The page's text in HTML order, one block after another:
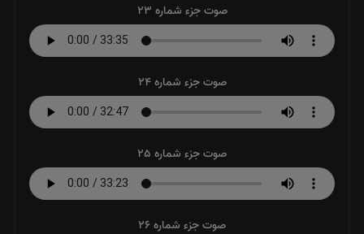
صوت جزء شماره 23
صوت جزء شماره 24
صوت جزء شماره 25
صوت جزء شماره 26